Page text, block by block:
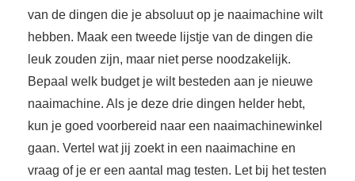
van de dingen die je absoluut op je naaimachine wilt
hebben. Maak een tweede lijstje van de dingen die
leuk zouden zijn, maar niet perse noodzakelijk.
Bepaal welk budget je wilt besteden aan je nieuwe
naaimachine. Als je deze drie dingen helder hebt,
kun je goed voorbereid naar een naaimachinewinkel
gaan. Vertel wat jij zoekt in een naaimachine en
vraag of je er een aantal mag testen. Let bij het testen